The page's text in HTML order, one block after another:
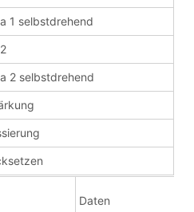
1 selbstdrehend
2 selbstdrehend
Daten